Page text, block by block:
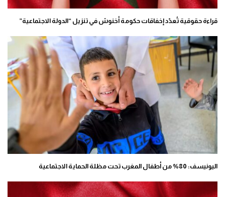
قراءة حقوقية تُعدّد إخفاقات حكومة أخنوش في تنزيل “الدولة الاجتماعية”
اليونيسف: 80% من أطفال المغرب تحت مظلة الحماية الاجتماعية